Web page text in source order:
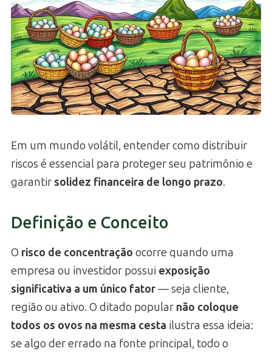
Em um mundo volátil, entender como distribuir
riscos é essencial para proteger seu patrimônio e
garantir solidez financeira de longo prazo.
Definição e Conceito
O risco de concentração ocorre quando uma
empresa ou investidor possui exposição
significativa a um único fator— seja cliente,
região ou ativo. O ditado popular não coloque
todos os ovos na mesma cesta ilustra essa ideia:
se algo der errado na fonte principal, todo o